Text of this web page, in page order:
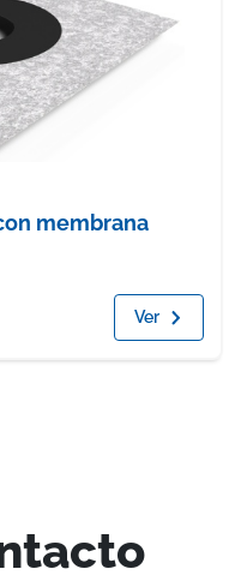
membrana
Ver